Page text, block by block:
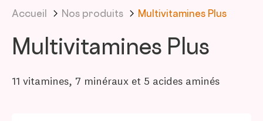
Accueil Nos produits Multivitamines Plus
Multivitamines Plus
11 vitamines, 7 minéraux et 5 acides aminés